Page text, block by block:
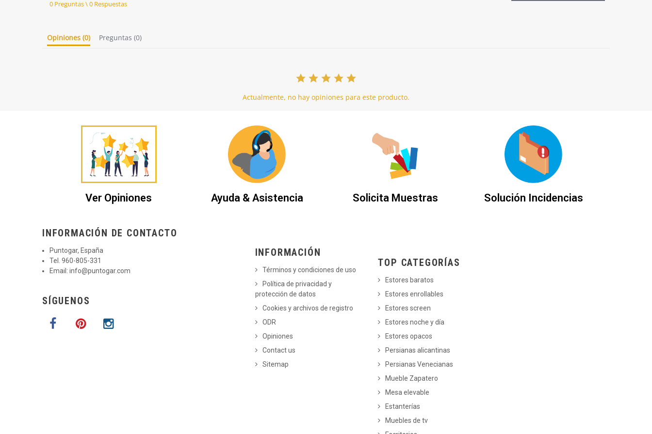
rating
0 Preguntas \ 0 Respuestas
Opiniones (0) Preguntas (0)
Actualmente, no hay opiniones para este producto.
Ver Opiniones Ayuda & Asistencia Solicita Muestras Solución Incidencias
INFORMACIÓN DE CONTACTO
Puntogar, España
Tel. 960-805-331
Email: info@puntogar.com
SÍGUENOS
INFORMACIÓN
Términos y condiciones de uso
Política de privacidad y
protección de datos
Cookies y archivos de registro
ODR
Opiniones
Contact us
Sitemap
TOP CATEGORÍAS
Estores baratos
Estores enrollables
Estores screen
Estores noche y día
Estores opacos
Persianas alicantinas
Persianas Venecianas
Mueble Zapatero
Mesa elevable
Estanterías
Muebles de tv